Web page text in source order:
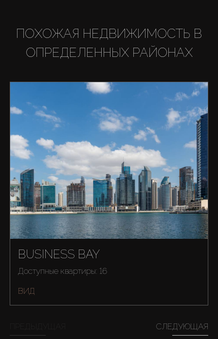
ПОХОЖАЯ НЕДВИЖИМОСТЬ В
ОПРЕДЕЛЕННЫХ РАЙОНАХ
BUSINESS BAY
Доступные квартиры: 16
ВИД
СЛЕДУЮЩАЯ